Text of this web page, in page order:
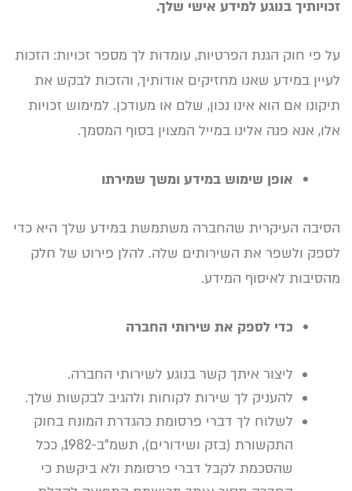
זכויותיך בנוגע למידע אישי שלך.
על פי חוק הגנת הפרטיות, עומדות לך מספר זכויות: הזכות
לעיין במידע שאנו מחזיקים אודותיך, והזכות לבקש את
תיקונו אם הוא אינו נכון, שלם או מעודכן. למימוש זכויות
אלו, אנא פנה אלינו במייל המצוין בסוף המסמך.
אופן שימוש במידע ומשך שמירתו
הסיבה העיקרית שהחברה משתמשת במידע שלך היא כדי
לספק ולשפר את השירותים שלה. להלן פירוט של חלק
מהסיבות לאיסוף המידע.
כדי לספק את שירותי החברה
ליצור איתך קשר בנוגע לשירותי החברה.
להעניק לך שירות לקוחות ולהגיב לבקשות שלך.
לשלוח לך דברי פרסומת כהגדרת המונח בחוק
התקשורת (בזק ושידורים), תשמ"ב-1982, ככל
שהסכמת לקבל דברי פרסומת ולא ביקשת כי